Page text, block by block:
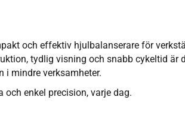
och effektiv hjulbalanserare för
tydlig visning och snabb cykeltid är
i mindre verksamheter.
och enkel precision, varje dag.